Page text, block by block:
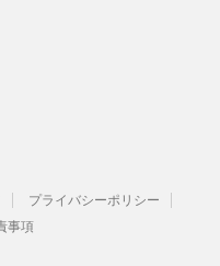
プライバシーポリシー
事項